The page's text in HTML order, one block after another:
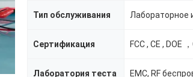
Тип обслуживания
Сертификация
Лаборатория теста